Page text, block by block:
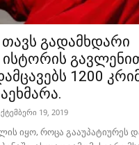
გადამხდარი
1200
19, 2019
იყო, როცა გააუპატიურეს